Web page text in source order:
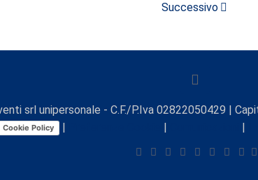
Successivo
srl unipersonale - C.F./P.Iva 02822050429 |
Cookie Policy | | |